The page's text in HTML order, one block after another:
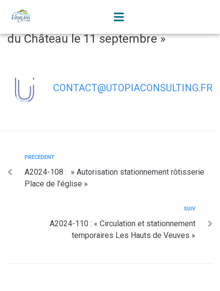
principal
A2024-109 : « Circulation interdite Rue
du Château le 11 septembre »
CONTACT@UTOPIACONSULTING.FR
PRÉCÉDENT
A2024-108 : » Autorisation stationnement rôtisserie
Place de l’église »
SUIV
A2024-110 : « Circulation et stationnement
temporaires Les Hauts de Veuves »